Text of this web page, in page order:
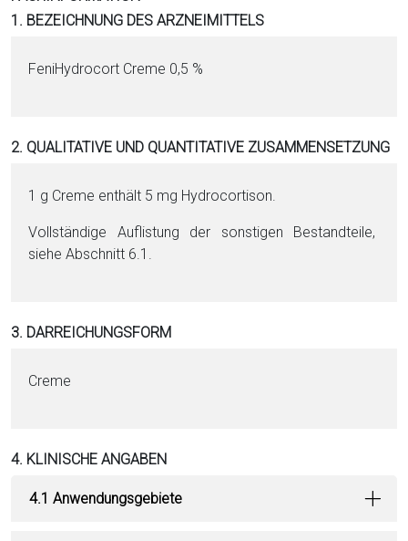
P
1. BEZEICHNUNG DES ARZNEIMITTELS
FeniHy­drocort Creme 0,5 %
2. QUALITATIVE UND QUANTITATIVE ZUSAMMENSETZUNG
1 g Creme enthält 5 mg Hy­dro­cor­ti­son.
Vollständige Auflistung der sonstigen Be­stand­tei­le,
siehe Abschnitt 6.1.
3. DARREICHUNGSFORM
Creme
4. KLINISCHE ANGABEN
4.1 Anwendungsgebiete